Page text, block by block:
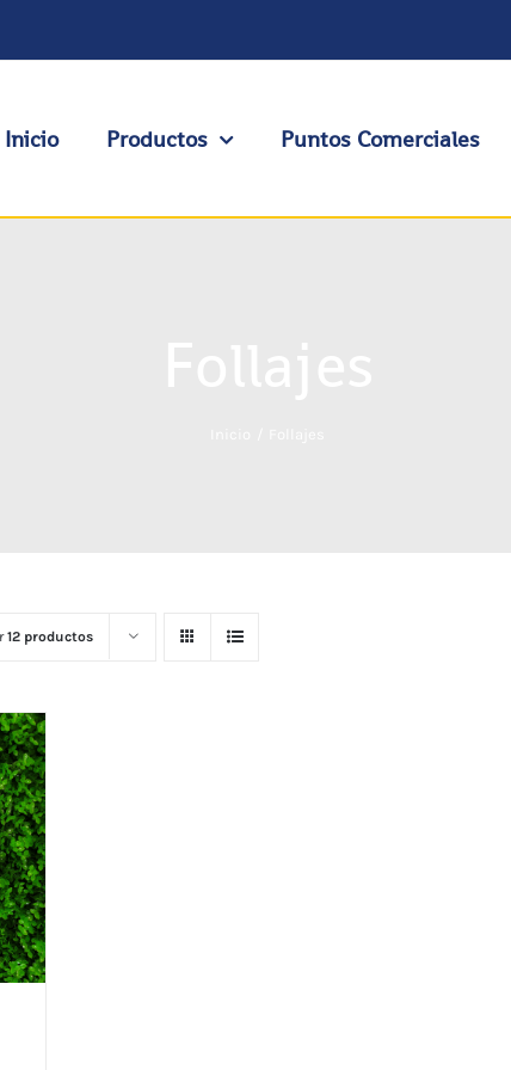
Inicio Productos Puntos Comerciales
12 productos